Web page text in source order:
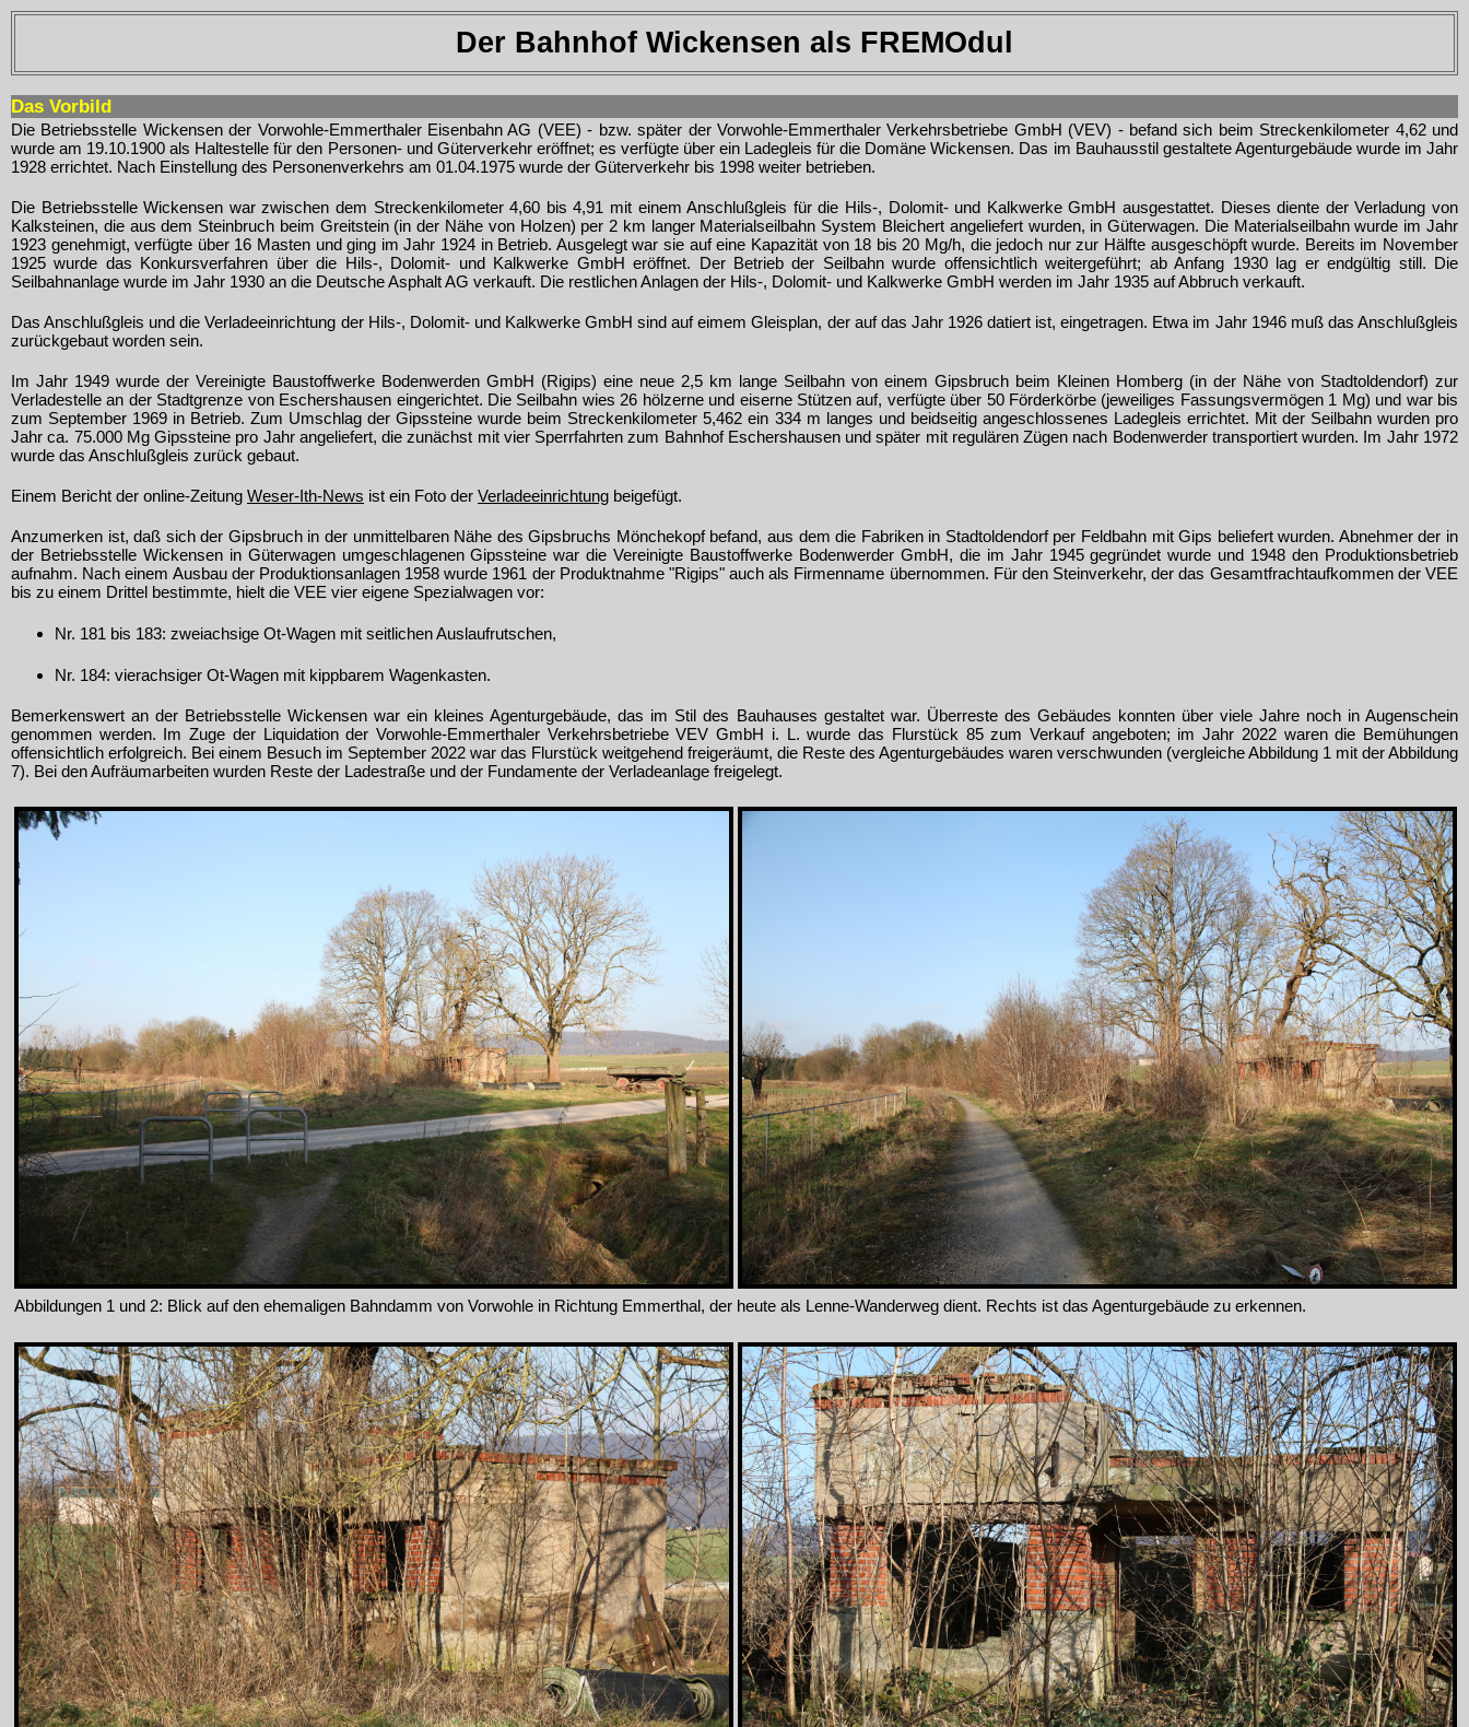
Der Bahnhof Wickensen als FREMOdul
Das Vorbild
Die Betriebsstelle Wickensen der Vorwohle-Emmerthaler Eisenbahn AG (VEE) - bzw. später der Vorwohle-Emmerthaler Verkehrsbetriebe GmbH (VEV) - befand sich beim Streckenkilometer 4,62 und
wurde am 19.10.1900 als Haltestelle für den Personen- und Güterverkehr eröffnet; es verfügte über ein Ladegleis für die Domäne Wickensen. Das im Bauhausstil gestaltete Agenturgebäude wurde im Jahr
1928 errichtet. Nach Einstellung des Personenverkehrs am 01.04.1975 wurde der Güterverkehr bis 1998 weiter betrieben.
Die Betriebsstelle Wickensen war zwischen dem Streckenkilometer 4,60 bis 4,91 mit einem Anschlußgleis für die Hils-, Dolomit- und Kalkwerke GmbH ausgestattet. Dieses diente der Verladung von
Kalksteinen, die aus dem Steinbruch beim Greitstein (in der Nähe von Holzen) per 2 km langer Materialseilbahn System Bleichert angeliefert wurden, in Güterwagen. Die Materialseilbahn wurde im Jahr
1923 genehmigt, verfügte über 16 Masten und ging im Jahr 1924 in Betrieb. Ausgelegt war sie auf eine Kapazität von 18 bis 20 Mg/h, die jedoch nur zur Hälfte ausgeschöpft wurde. Bereits im November
1925 wurde das Konkursverfahren über die Hils-, Dolomit- und Kalkwerke GmbH eröffnet. Der Betrieb der Seilbahn wurde offensichtlich weitergeführt; ab Anfang 1930 lag er endgültig still. Die
Seilbahnanlage wurde im Jahr 1930 an die Deutsche Asphalt AG verkauft. Die restlichen Anlagen der Hils-, Dolomit- und Kalkwerke GmbH werden im Jahr 1935 auf Abbruch verkauft.
Das Anschlußgleis und die Verladeeinrichtung der Hils-, Dolomit- und Kalkwerke GmbH sind auf eimem Gleisplan, der auf das Jahr 1926 datiert ist, eingetragen. Etwa im Jahr 1946 muß das Anschlußgleis
zurückgebaut worden sein.
Im Jahr 1949 wurde der Vereinigte Baustoffwerke Bodenwerden GmbH (Rigips) eine neue 2,5 km lange Seilbahn von einem Gipsbruch beim Kleinen Homberg (in der Nähe von Stadtoldendorf) zur
Verladestelle an der Stadtgrenze von Eschershausen eingerichtet. Die Seilbahn wies 26 hölzerne und eiserne Stützen auf, verfügte über 50 Förderkörbe (jeweiliges Fassungsvermögen 1 Mg) und war bis
zum September 1969 in Betrieb. Zum Umschlag der Gipssteine wurde beim Streckenkilometer 5,462 ein 334 m langes und beidseitig angeschlossenes Ladegleis errichtet. Mit der Seilbahn wurden pro
Jahr ca. 75.000 Mg Gipssteine pro Jahr angeliefert, die zunächst mit vier Sperrfahrten zum Bahnhof Eschershausen und später mit regulären Zügen nach Bodenwerder transportiert wurden. Im Jahr 1972
wurde das Anschlußgleis zurück gebaut.
Einem Bericht der online-Zeitung Weser-Ith-News ist ein Foto der Verladeeinrichtung beigefügt.
Anzumerken ist, daß sich der Gipsbruch in der unmittelbaren Nähe des Gipsbruchs Mönchekopf befand, aus dem die Fabriken in Stadtoldendorf per Feldbahn mit Gips beliefert wurden. Abnehmer der in
der Betriebsstelle Wickensen in Güterwagen umgeschlagenen Gipssteine war die Vereinigte Baustoffwerke Bodenwerder GmbH, die im Jahr 1945 gegründet wurde und 1948 den Produktionsbetrieb
aufnahm. Nach einem Ausbau der Produktionsanlagen 1958 wurde 1961 der Produktnahme "Rigips" auch als Firmenname übernommen. Für den Steinverkehr, der das Gesamtfrachtaufkommen der VEE
bis zu einem Drittel bestimmte, hielt die VEE vier eigene Spezialwagen vor:
Nr. 181 bis 183: zweiachsige Ot-Wagen mit seitlichen Auslaufrutschen,
Nr. 184: vierachsiger Ot-Wagen mit kippbarem Wagenkasten.
Bemerkenswert an der Betriebsstelle Wickensen war ein kleines Agenturgebäude, das im Stil des Bauhauses gestaltet war. Überreste des Gebäudes konnten über viele Jahre noch in Augenschein
genommen werden. Im Zuge der Liquidation der Vorwohle-Emmerthaler Verkehrsbetriebe VEV GmbH i. L. wurde das Flurstück 85 zum Verkauf angeboten; im Jahr 2022 waren die Bemühungen
offensichtlich erfolgreich. Bei einem Besuch im September 2022 war das Flurstück weitgehend freigeräumt, die Reste des Agenturgebäudes waren verschwunden (vergleiche Abbildung 1 mit der Abbildung
7). Bei den Aufräumarbeiten wurden Reste der Ladestraße und der Fundamente der Verladeanlage freigelegt.
Abbildungen 1 und 2: Blick auf den ehemaligen Bahndamm von Vorwohle in Richtung Emmerthal, der heute als Lenne-Wanderweg dient. Rechts ist das Agenturgebäude zu erkennen.